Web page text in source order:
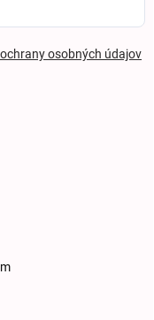
osobných údajov